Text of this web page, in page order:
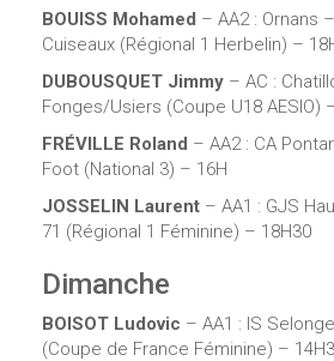
BOUISS Mohamed – AA2 : Ornans
Cuiseaux (Régional 1 Herbelin) –
DUBOUSQUET Jimmy – AC :
Fonges/Usiers (Coupe U18 AESIO)
FRÉVILLE Roland – AA2 : CA
Foot (National 3) – 16H
JOSSELIN Laurent – AA1 : GJS
71 (Régional 1 Féminine) – 18H30
Dimanche
BOISOT Ludovic – AA1 : IS
(Coupe de France Féminine) –